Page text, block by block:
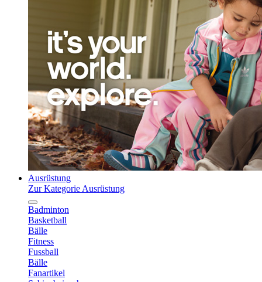
Ausrüstung
Zur Kategorie Ausrüstung
Badminton
Basketball
Bälle
Fitness
Fussball
Bälle
Fanartikel